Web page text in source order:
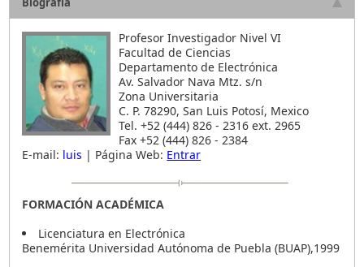
Profesor Investigador Nivel VI
Facultad de Ciencias
Departamento de Electrónica
Av. Salvador Nava Mtz. s/n
Zona Universitaria
C. P. 78290, San Luis Potosí­, Mexico
Tel. +52 (444) 826 - 2316 ext. 2965
Fax +52 (444) 826 - 2384
E-mail: luis | Página Web: Entrar
FORMACIÓN ACADÉMICA
Licenciatura en Electrónica
Benemérita Universidad Autónoma de Puebla (BUAP),1999